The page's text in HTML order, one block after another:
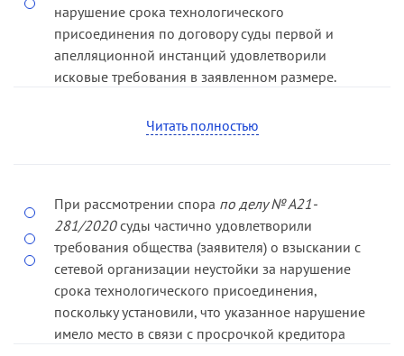
нарушение срока технологического
присоединения по договору суды первой и
апелляционной инстанций удовлетворили
исковые требования в заявленном размере.
расчет заявителя, которым просрочка
с 06.07.18 (установленный пунктом 5 договора
срок выполнения мероприятий по
технологическому присоединению) по 03.07.19
(подписание сторонами акта технологического
присоединения).
Суд кассационной инстанции не согласился с
выводом судов о том, что расчет исковых
Читать полностью
При рассмотрении спора по делу № А21-
281/2020суды частично удовлетворили
требования общества (заявителя) о взыскании с
сетевой организации неустойки за нарушение
срока технологического присоединения,
поскольку установили, что указанное нарушение
имело место в связи с просрочкой кредитора